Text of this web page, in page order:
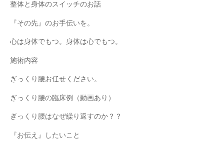
整体と身体のスイッチのお話
『その先』のお手伝いを。
心は身体でもつ。身体は心でもつ。
施術内容
ぎっくり腰お任せください。
ぎっくり腰の臨床例（動画あり）
ぎっくり腰はなぜ繰り返すのか？？
『お伝え』したいこと